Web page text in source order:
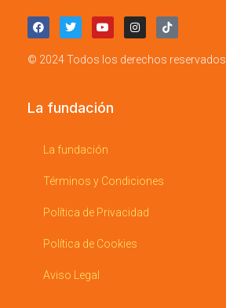
© 2024 Todos los derechos reservados
La fundación
La fundación
Términos y Condiciones
Política de Privacidad
Política de Cookies
Aviso Legal